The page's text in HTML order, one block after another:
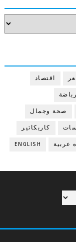
اقتصاد
رياضة
صحة وجمال
كاريكاتير
عربية ENGLISH